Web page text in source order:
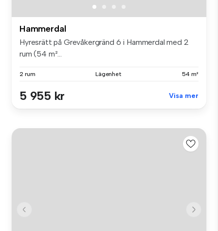
Hammerdal
Hyresrätt på Grevåkergränd 6 i Hammerdal med 2
rum (54 m²...
2 rum Lägenhet 54 m²
5 955 kr Visa mer